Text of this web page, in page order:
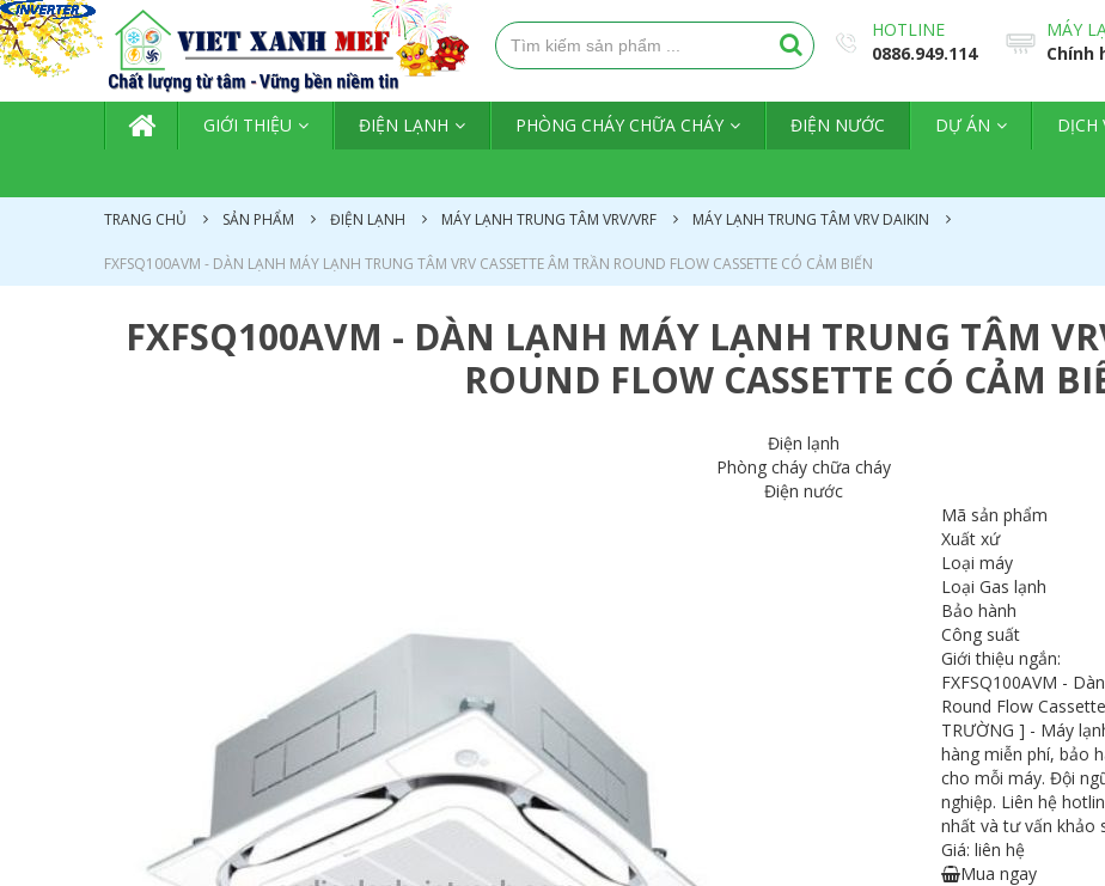
HOTLINE
0886.949.114
MÁY
Chính
TRANG CHỦ
GIỚI THIỆU ĐIỆN LẠNH PHÒNG CHÁY CHỮA CHÁY ĐIỆN NƯỚC DỰ ÁN DỊCH
TRANG CHỦ SẢN PHẨM ĐIỆN LẠNH MÁY LẠNH TRUNG TÂM VRV/VRF MÁY LẠNH TRUNG TÂM VRV DAIKIN
FXFSQ100AVM - DÀN LẠNH MÁY LẠNH TRUNG TÂM VRV CASSETTE ÂM TRẦN ROUND FLOW CASSETTE CÓ CẢM BIẾN
FXFSQ100AVM - DÀN LẠNH MÁY LẠNH TRUNG TÂM
ROUND FLOW CASSETTE CÓ CẢM
Điện lạnh
Phòng cháy chữa cháy
Điện nước
Mã sản phẩm
Xuất xứ
Loại máy
Loại Gas lạnh
Bảo hành
Công suất
Giới thiệu ngắn:
FXFSQ100AVM -
Round Flow
TRƯỜNG ] - Máy
hàng miễn phí, bảo
cho mỗi máy. Đội
nghiệp. Liên hệ
nhất và tư vấn khảo
Giá: liên hệ
Mua ngay